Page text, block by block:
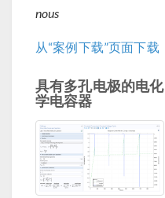
nous
从“案例下载”页面下载
具有多孔电极的电化
学电容器